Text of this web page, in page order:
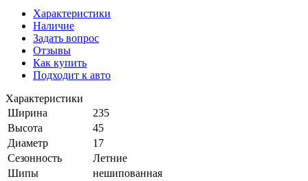
Характеристики
Наличие
Задать вопрос
Отзывы
Как купить
Подходит к авто
Характеристики
Ширина
235
Высота
45
Диаметр
17
Сезонность
Летние
Шипы
нешипованная